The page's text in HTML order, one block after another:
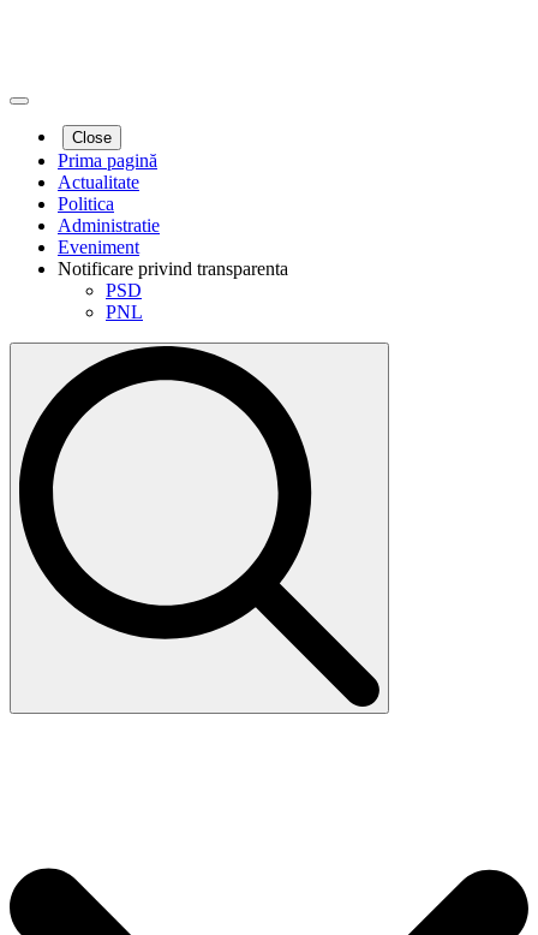
Close
Prima pagină
Actualitate
Politica
Administratie
Eveniment
Notificare privind transparenta
PSD
PNL